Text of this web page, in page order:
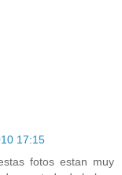
17:15
fotos estan muy